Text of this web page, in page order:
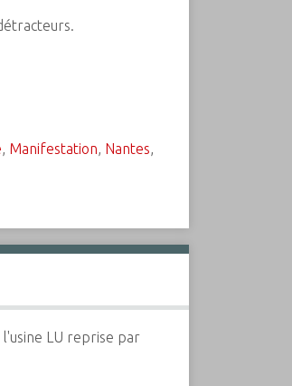
, Manifestation, Nantes,
l'usine LU reprise par